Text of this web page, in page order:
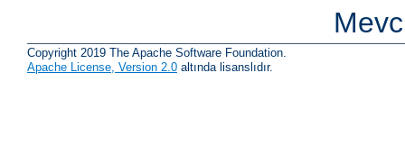
Copyright 2019 The Apache Software Foundation.
Apache License, Version 2.0 altında lisanslıdır.